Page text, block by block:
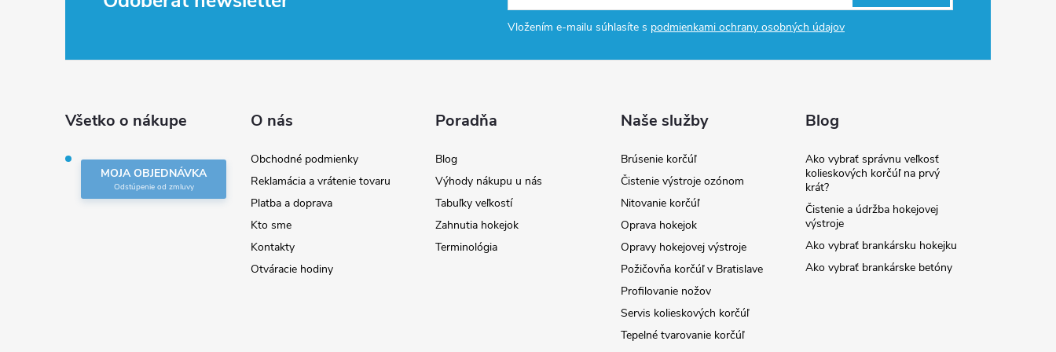
Vložením e-mailu súhlasíte s podmienkami ochrany osobných údajov
Všetko o nákupe
MOJA OBJEDNÁVKA
O nás
Obchodné podmienky
Reklamácia a vrátenie tovaru
Platba a doprava
Kto sme
Kontakty
Otváracie hodiny
Poradňa
Blog
Výhody nákupu u nás
Tabuľky veľkostí
Zahnutia hokejok
Terminológia
Naše služby
Brúsenie korčúľ
Čistenie výstroje ozónom
Nitovanie korčúľ
Oprava hokejok
Opravy hokejovej výstroje
Požičovňa korčúľ v Bratislave
Profilovanie nožov
Servis kolieskových korčúľ
Tepelné tvarovanie korčúľ
Blog
Ako vybrať správnu veľkosť
kolieskových korčúľ na prvý
krát?
Čistenie a údržba hokejovej
výstroje
Ako vybrať brankársku hokejku
Ako vybrať brankárske betóny